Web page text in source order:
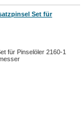
Set für
für Pinselöler 2160-1